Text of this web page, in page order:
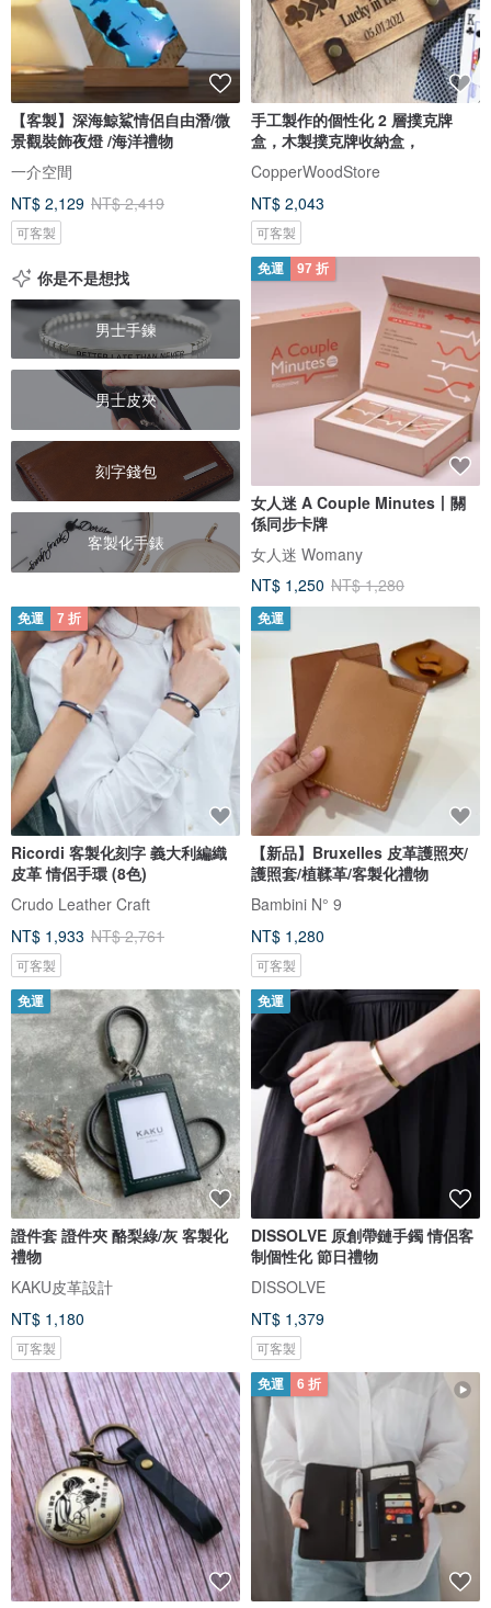
【客製】深海鯨鯊情侶自由潛/微
景觀裝飾夜燈 /海洋禮物
一介空間
NT$ 2,129 NT$ 2,419
可客製
手工製作的個性化 2 層撲克牌
盒，木製撲克牌收納盒，
CopperWoodStore
NT$ 2,043
可客製
你是不是想找
男士手鍊
男士皮夾
刻字錢包
客製化手錶
免運 97 折
女人迷 A Couple Minutes丨關
係同步卡牌
女人迷 Womany
NT$ 1,250 NT$ 1,280
免運 7 折
Ricordi 客製化刻字 義大利編織
皮革 情侶手環 (8色)
Crudo Leather Craft
NT$ 1,933 NT$ 2,761
可客製
免運
【新品】Bruxelles 皮革護照夾/
護照套/植鞣革/客製化禮物
Bambini N° 9
NT$ 1,280
可客製
免運
證件套 證件夾 酪梨綠/灰 客製化
禮物
KAKU皮革設計
NT$ 1,180
可客製
免運
DISSOLVE 原創帶鏈手鐲 情侶客
制個性化 節日禮物
DISSOLVE
NT$ 1,379
可客製
免運 6 折